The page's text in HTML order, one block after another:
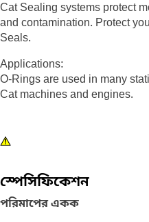
Cat Sealing systems protect
and contamination. Protect
Seals.
Applications:
O-Rings are used in many
Cat machines and engines.
স্পেসিফিকেশন
পরিমাপের একক